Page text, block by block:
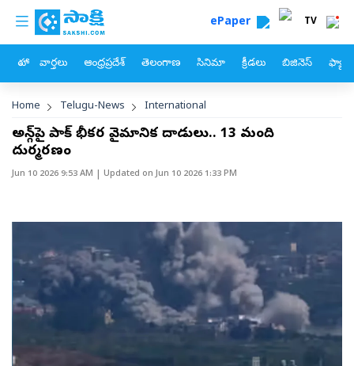
Skip to main content
custom menu ePaper TV
హోం వార్తలు ఆంధ్రప్రదేశ్ తెలంగాణ సినిమా క్రీడలు బిజినెస్
Breadcrumb
Home Telugu-News International
అఫ్గాన్‌పై పాక్ భీకర వైమానిక దాడులు.. 13 మంది
దుర్మరణం
Jun 10 2026 9:53 AM | Updated onJun 10 2026 1:33 PM